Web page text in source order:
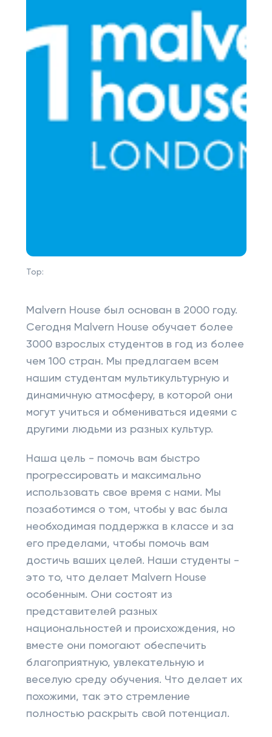
Top:
Malvern House был основан в 2000 году.
Сегодня Malvern House обучает более
3000 взрослых студентов в год из более
чем 100 стран. Мы предлагаем всем
нашим студентам мультикультурную и
динамичную атмосферу, в которой они
могут учиться и обмениваться идеями с
другими людьми из разных культур.
Наша цель - помочь вам быстро
прогрессировать и максимально
использовать свое время с нами. Мы
позаботимся о том, чтобы у вас была
необходимая поддержка в классе и за
его пределами, чтобы помочь вам
достичь ваших целей. Наши студенты -
это то, что делает Malvern House
особенным. Они состоят из
представителей разных
национальностей и происхождения, но
вместе они помогают обеспечить
благоприятную, увлекательную и
веселую среду обучения. Что делает их
похожими, так это стремление
полностью раскрыть свой потенциал.